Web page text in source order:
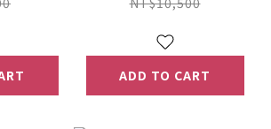
(20ml x 2 / set)×3
ADD TO CART